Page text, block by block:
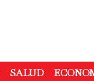
SALUD